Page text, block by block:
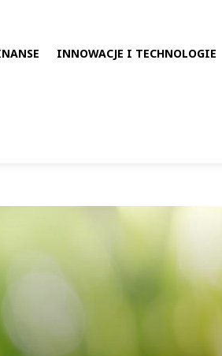
INNOWACJE I TECHNOLOGIE